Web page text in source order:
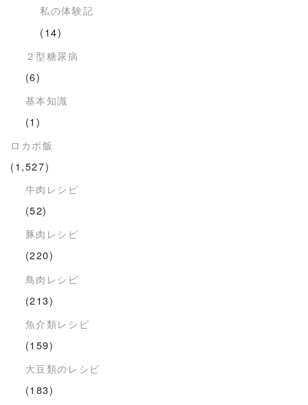
私の体験記
(14)
２型糖尿病
(6)
基本知識
(1)
ロカボ飯
(1,527)
牛肉レシピ
(52)
豚肉レシピ
(220)
鳥肉レシピ
(213)
魚介類レシピ
(159)
大豆類のレシピ
(183)